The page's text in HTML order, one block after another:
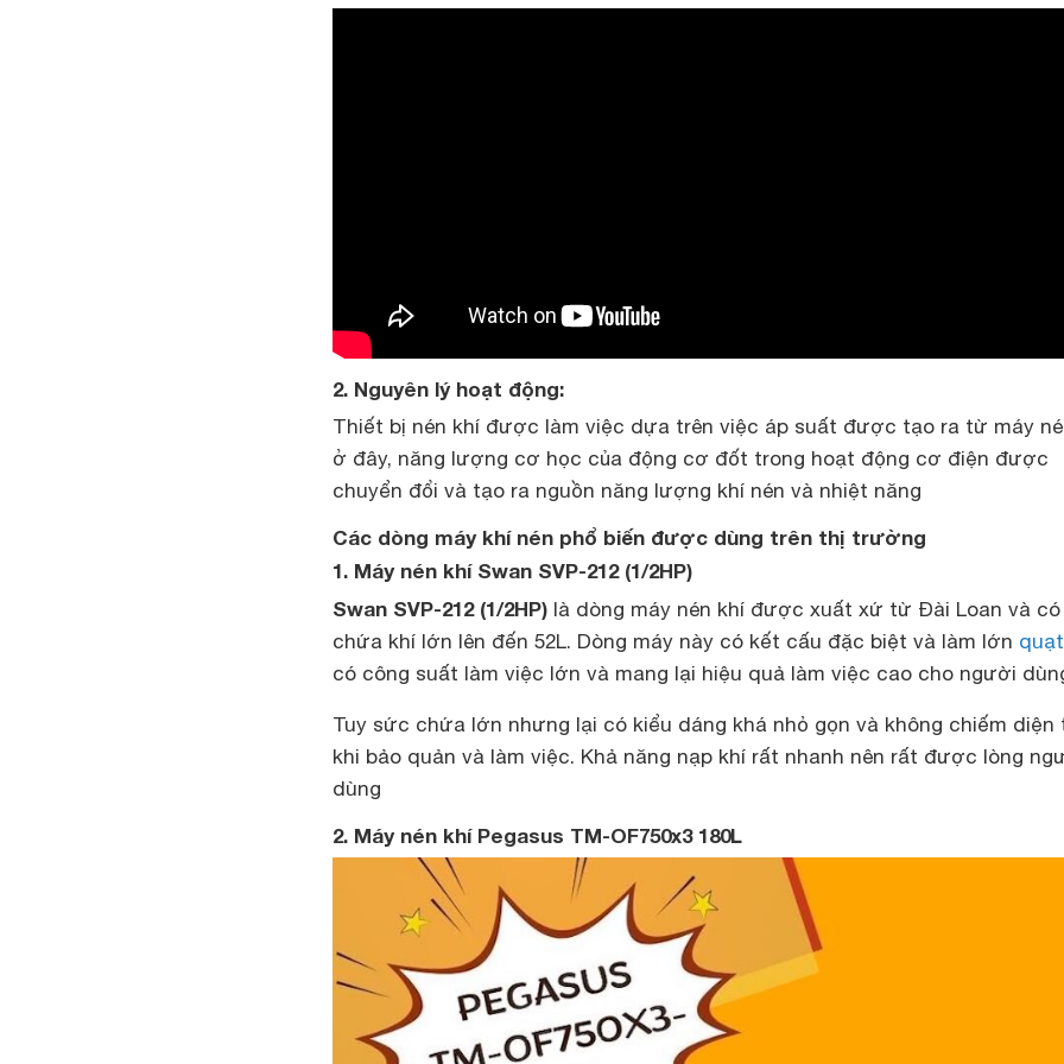
2. Nguyên lý hoạt động:
Thiết bị nén khí được làm việc dựa trên việc áp suất được tạo ra từ máy
ở đây, năng lượng cơ học của động cơ đốt trong hoạt động cơ điện được
chuyển đổi và tạo ra nguồn năng lượng khí nén và nhiệt năng
Các dòng máy khí nén phổ biến được dùng trên thị trường
1. Máy nén khí Swan SVP-212 (1/2HP)
Swan SVP-212 (1/2HP) là dòng máy nén khí được xuất xứ từ Đài Loan và có
chứa khí lớn lên đến 52L. Dòng máy này có kết cấu đặc biệt và làm lớn quạt
có công suất làm việc lớn và mang lại hiệu quả làm việc cao cho người
Tuy sức chứa lớn nhưng lại có kiểu dáng khá nhỏ gọn và không chiếm diện
khi bảo quản và làm việc. Khả năng nạp khí rất nhanh nên rất được lòng
dùng
2. Máy nén khí Pegasus TM-OF750x3 180L